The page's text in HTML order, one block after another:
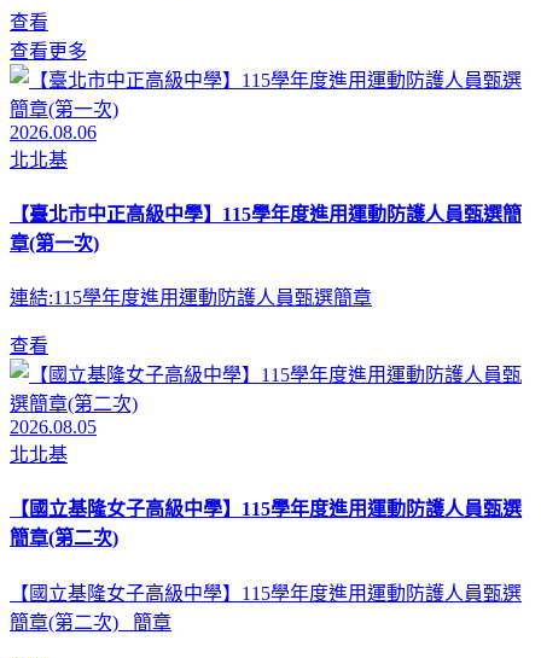
查看
查看更多
2026.08.06
北北基
【臺北市中正高級中學】115學年度進用運動防護人員甄選簡
章(第一次)
連結:115學年度進用運動防護人員甄選簡章
查看
2026.08.05
北北基
【國立基隆女子高級中學】115學年度進用運動防護人員甄選
簡章(第二次)
【國立基隆女子高級中學】115學年度進用運動防護人員甄選
簡章(第二次) 簡章